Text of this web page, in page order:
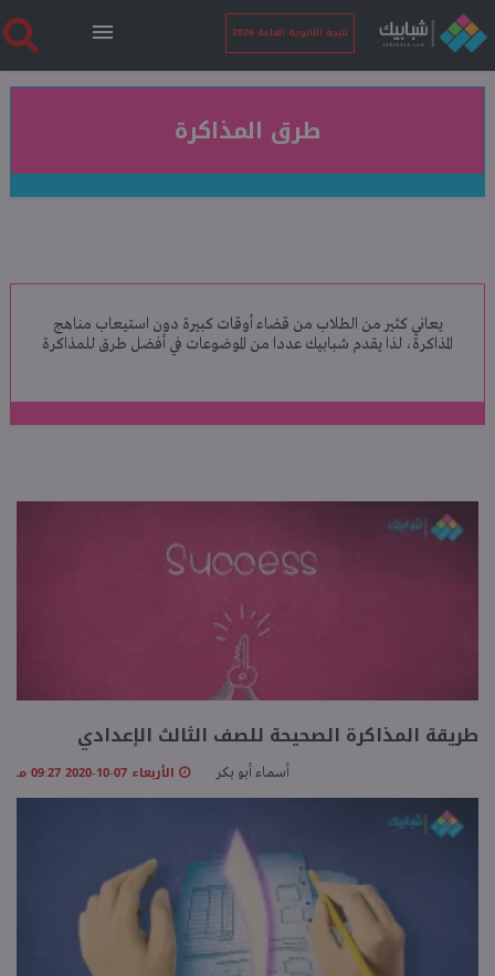
نتيجة الثانوية العامة 2026
الرئيسية
نتيجة الثانوية العامة 2026
فنجان قهوة
بوابة الطلبة
منوعات
طرق المذاكرة
يعاني كثير من الطلاب من قضاء أوقات كبيرة دون استيعاب مناهج
المذاكرة، لذا يقدم شبابيك عددا من الموضوعات في أفضل طرق للمذاكرة
طريقة المذاكرة الصحيحة للصف الثالث الإعدادي
أسماء أبو بكر الأربعاء 07-10-2020 09:27 مـ